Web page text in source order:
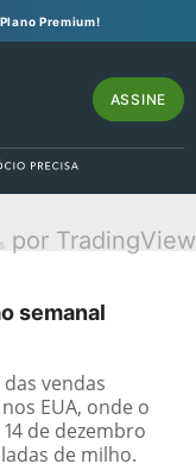
Plano Premium!
ASSINE
por TradingView
semanal
vendas
EUA, onde o
de dezembro
de milho.